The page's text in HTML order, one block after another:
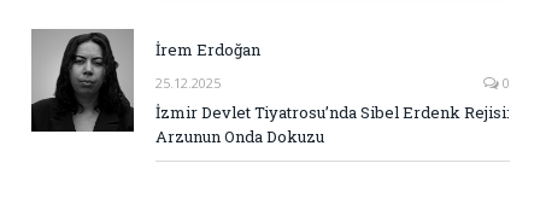
İrem Erdoğan
25.12.2025 0
İzmir Devlet Tiyatrosu’nda Sibel Erdenk Rejisi:
Arzunun Onda Dokuzu